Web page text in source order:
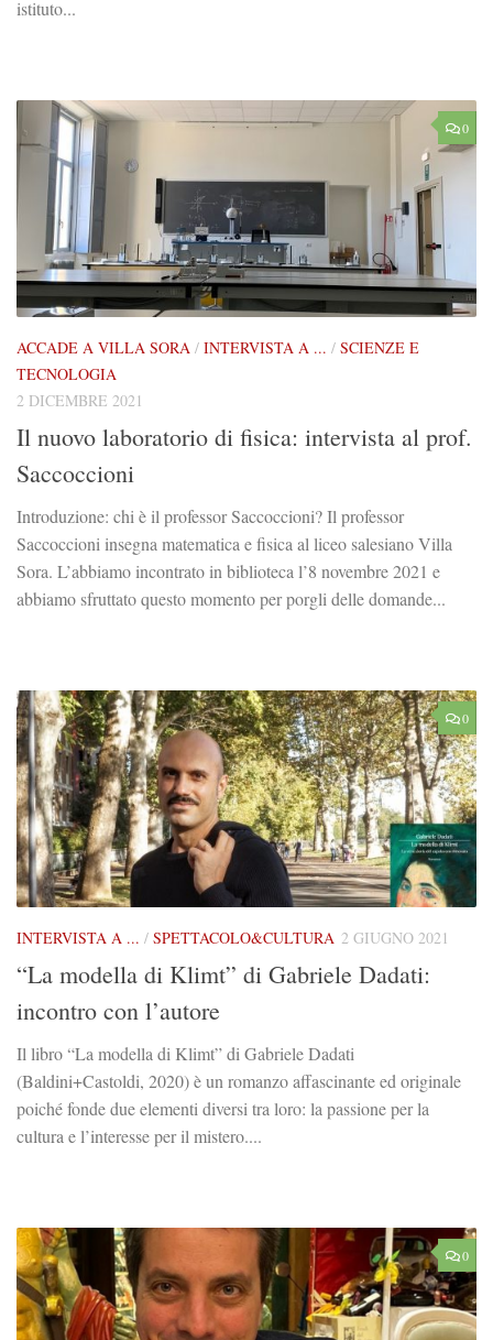
istituto...
0
ACCADE A VILLA SORA / INTERVISTA A ... / SCIENZE E
TECNOLOGIA
2 DICEMBRE 2021
Il nuovo laboratorio di fisica: intervista al prof.
Saccoccioni
Introduzione: chi è il professor Saccoccioni? Il professor
Saccoccioni insegna matematica e fisica al liceo salesiano Villa
Sora. L’abbiamo incontrato in biblioteca l’8 novembre 2021 e
abbiamo sfruttato questo momento per porgli delle domande...
0
INTERVISTA A ... / SPETTACOLO&CULTURA 2 GIUGNO 2021
“La modella di Klimt” di Gabriele Dadati:
incontro con l’autore
Il libro “La modella di Klimt” di Gabriele Dadati
(Baldini+Castoldi, 2020) è un romanzo affascinante ed originale
poiché fonde due elementi diversi tra loro: la passione per la
cultura e l’interesse per il mistero....
0